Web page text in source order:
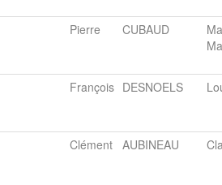
Pierre CUBAUD
François DESNOELS
Clément AUBINEAU